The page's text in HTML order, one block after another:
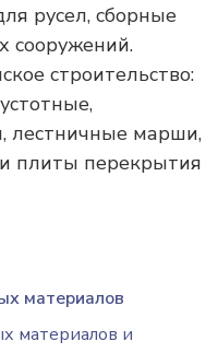
русел, сборные
сооружений.
строительство:
лестничные марши,
плиты перекрытия
материалов
материалов и